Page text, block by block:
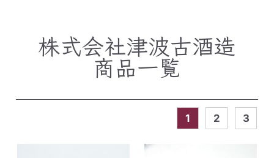
株式会社津波古酒造
商品一覧
1 2 3